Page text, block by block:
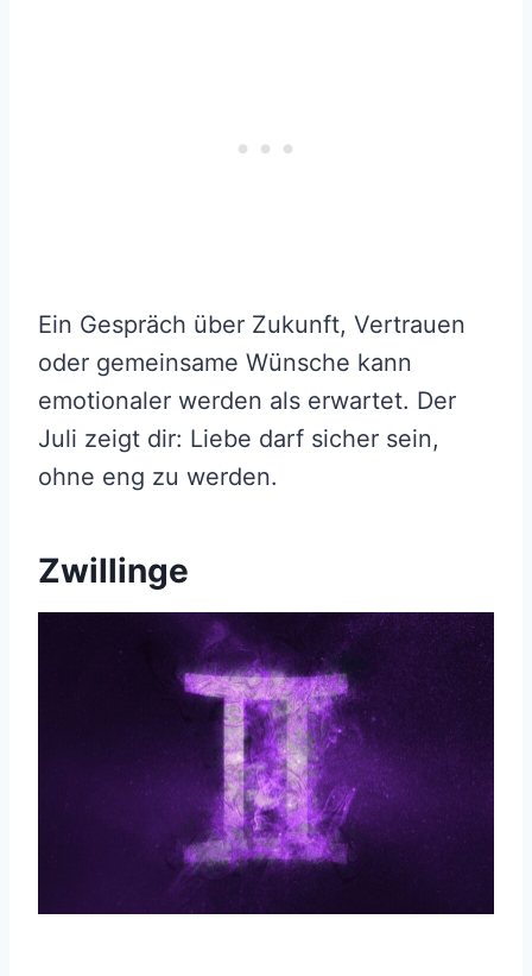
Ein Gespräch über Zukunft, Vertrauen
oder gemeinsame Wünsche kann
emotionaler werden als erwartet. Der
Juli zeigt dir: Liebe darf sicher sein,
ohne eng zu werden.
Zwillinge